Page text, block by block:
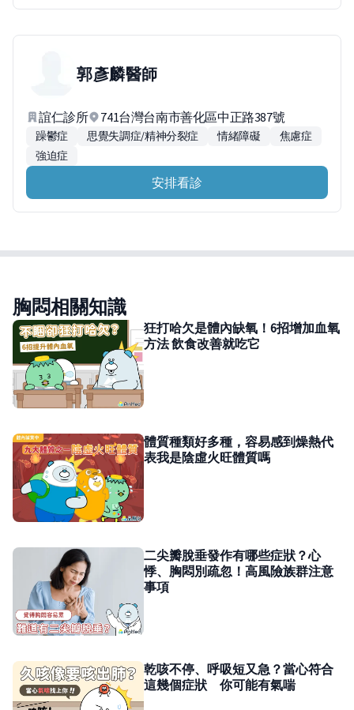
郭彥麟醫師
誼仁診所 741台灣台南市善化區中正路387號
躁鬱症 思覺失調症/精神分裂症 情緒障礙
焦慮症
強迫症
安排看診
胸悶相關知識
狂打哈欠是體內缺氧！6招增加血氧
方法 飲食改善就吃它
體質種類好多種，容易感到燥熱代
表我是陰虛火旺體質嗎
二尖瓣脫垂發作有哪些症狀？心
悸、胸悶別疏忽！高風險族群注意
事項
乾咳不停、呼吸短又急？當心符合
這幾個症狀 你可能有氣喘